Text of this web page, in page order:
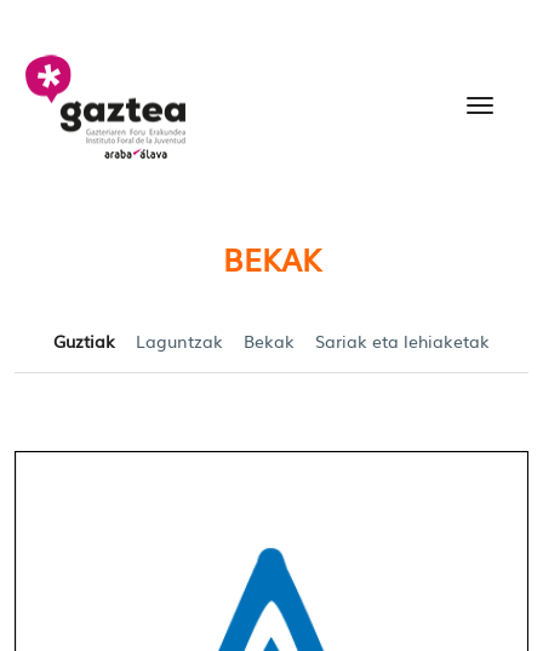
Eduki nagusira joan
BEKAK
Guztiak Laguntzak Bekak Sariak eta lehiaketak